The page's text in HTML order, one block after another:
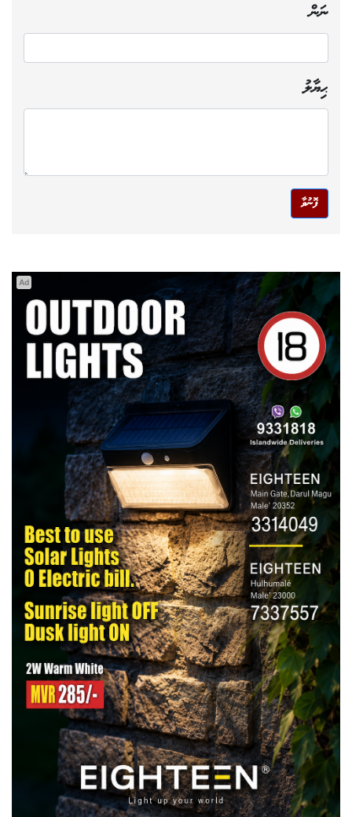
ނަން
ޙިޔާލު
ފޮނުވާ
Ad